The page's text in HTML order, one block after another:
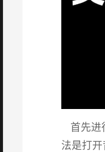
首先进
法是打